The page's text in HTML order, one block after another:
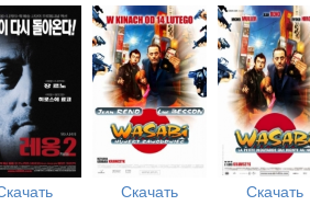
Скачать Скачать